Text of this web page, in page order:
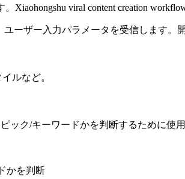
viral content creation
ーザー入力パラメータを受信します。
ルなど。
ック/キーワードかを判断するために使用
かを判断